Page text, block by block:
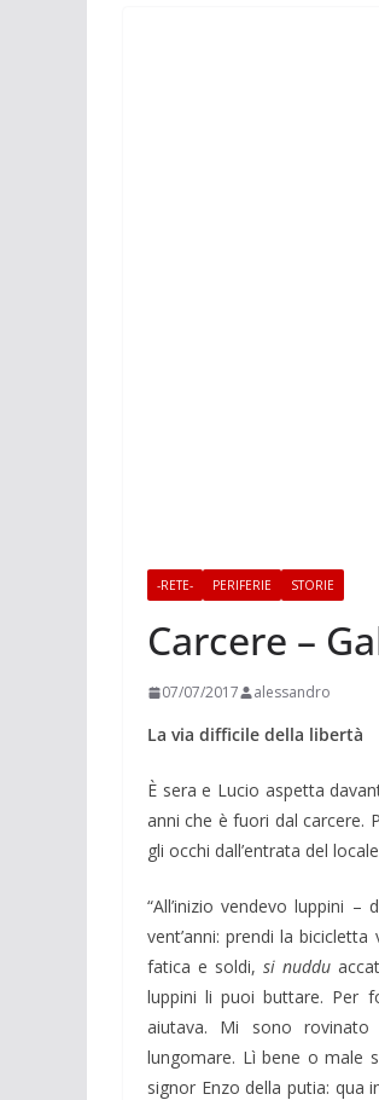
-RETE- PERIFERIE STORIE
Carcere –
07/07/2017 alessandro
La via difficile della libertà
È sera e Lucio aspetta
anni che è fuori dal carcere.
gli occhi dall’entrata del
“All’inizio vendevo luppini
vent’anni: prendi la
fatica e soldi, si nuddu
luppini li puoi buttare. Per
aiutava. Mi sono
lungomare. Lì bene o male
signor Enzo della putia: qua